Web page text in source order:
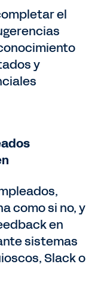
el
y
como si no, y
en
sistemas
Slack o